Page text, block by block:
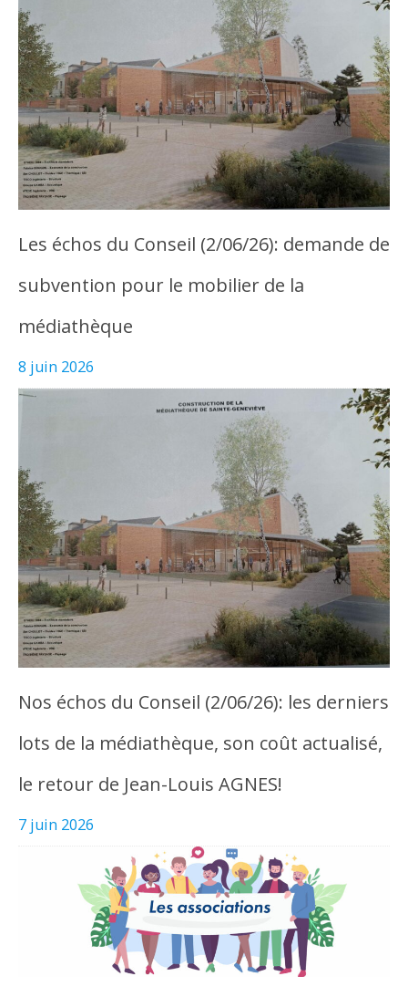
Les échos du Conseil (2/06/26): demande de
subvention pour le mobilier de la
médiathèque
8 juin 2026
Nos échos du Conseil (2/06/26): les derniers
lots de la médiathèque, son coût actualisé,
le retour de Jean-Louis AGNES!
7 juin 2026